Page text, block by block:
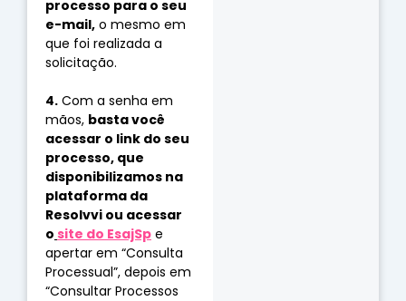
processo para o seu
e-mail, o mesmo em
que foi realizada a
solicitação.
4. Com a senha em
mãos, basta você
acessar o link do seu
processo, que
disponibilizamos na
plataforma da
Resolvvi ou acessar
o site do EsajSp e
apertar em “Consulta
Processual”, depois em
“Consultar Processos